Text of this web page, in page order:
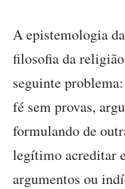
A epistemologia
filosofia da
seguinte
fé sem provas,
formulando de
legítimo acreditar
argumentos ou